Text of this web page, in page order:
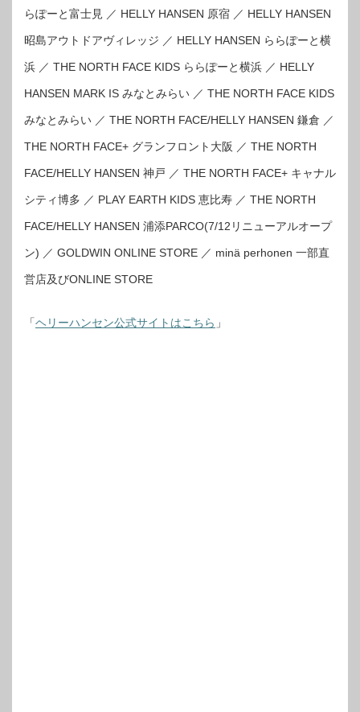
らぽーと富士見 ／ HELLY HANSEN 原宿 ／ HELLY HANSEN
昭島アウトドアヴィレッジ ／ HELLY HANSEN ららぽーと横
浜 ／ THE NORTH FACE KIDS ららぽーと横浜 ／ HELLY
HANSEN MARK IS みなとみらい ／ THE NORTH FACE KIDS
みなとみらい ／ THE NORTH FACE/HELLY HANSEN 鎌倉 ／
THE NORTH FACE+ グランフロント大阪 ／ THE NORTH
FACE/HELLY HANSEN 神戸 ／ THE NORTH FACE+ キャナル
シティ博多 ／ PLAY EARTH KIDS 恵比寿 ／ THE NORTH
FACE/HELLY HANSEN 浦添PARCO(7/12リニューアルオープ
ン) ／ GOLDWIN ONLINE STORE ／ minä perhonen 一部直
営店及びONLINE STORE
「ヘリーハンセン公式サイトはこちら 」